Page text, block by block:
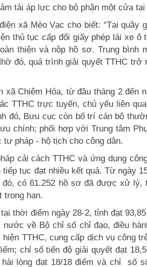
tải áp lực cho bộ phận một cửa
xã Mèo Vạc cho biết: “Tại quầy
thủ tục cấp đổi giấy phép lái xe ô
thiện và nộp hồ sơ. Trung bình
đó, quá trình giải quyết TTHC trở
Chiêm Hóa, từ đầu tháng 2 đến
TTHC trực tuyến, chủ yếu liên
đó, Bưu cục còn bố trí cán bộ
chính; phối hợp với Trung tâm
pháp - hộ tịch cho công dân.
cải cách TTHC và ứng dụng
tục đạt nhiều kết quả. Từ ngày
đó, có 61.252 hồ sơ đã được xử
trong hạn.
thời điểm ngày 28-2, tỉnh đạt
về Bộ chỉ số chỉ đạo, điều
TTHC, cung cấp dịch vụ công
chỉ số tiến độ giải quyết đạt
lòng đạt 18/18 điểm và chỉ số